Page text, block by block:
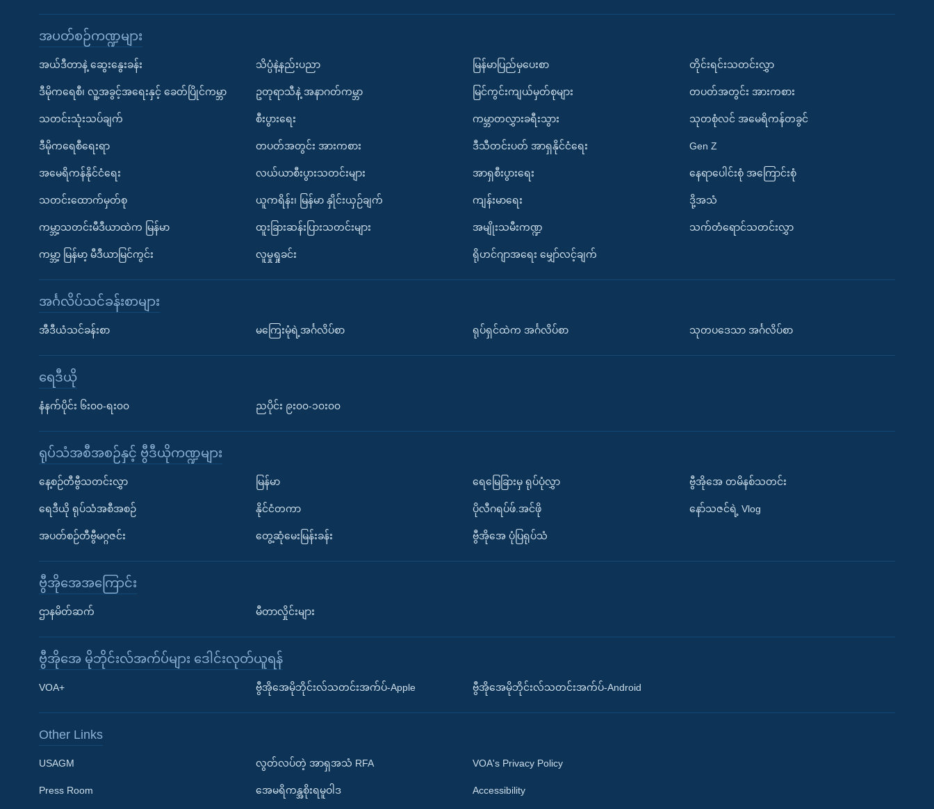
Learning English
ဘာသာစကားများ
အပတ်စဉ်ကဏ္ဍများ
အယ်ဒီတာနဲ့ ဆွေးနွေးခန်း
ဒီမိုကရေစီ၊ လူ့အခွင့်အရေးနှင့် ခေတ်ပြိုင်ကမ္ဘာ
သတင်းသုံးသပ်ချက်
ဒီမိုကရေစီရေးရာ
အမေရိကန်နိုင်ငံရေး
သတင်းထောက်မှတ်စု
ကမ္ဘာ့သတင်းမီဒီယာထဲက မြန်မာ
ကမ္ဘာ့ မြန်မာ့ မီဒီယာမြင်ကွင်း
သိပ္ပံနဲ့နည်းပညာ
ဥတုရာသီနဲ့ အနာဂတ်ကမ္ဘာ
စီးပွားရေး
တပတ်အတွင်း အားကစား
လယ်ယာစီးပွားသတင်းများ
ယူကရိန်း၊ မြန်မာ နှိုင်းယှဉ်ချက်
ထူးခြားဆန်းပြားသတင်းများ
လူမှုရှုခင်း
မြန်မာပြည်မှပေးစာ
မြင်ကွင်းကျယ်မှတ်စုများ
ကမ္ဘာတလွှားခရီးသွား
ဒီသီတင်းပတ် အာရှနိုင်ငံရေး
အာရှစီးပွားရေး
ကျန်းမာရေး
အမျိုးသမီးကဏ္ဍ
ရိုဟင်ဂျာအရေး မျှော်လင့်ချက်
တိုင်းရင်းသတင်းလွှာ
တပတ်အတွင်း အားကစား
သုတစုံလင် အမေရိကန်တခွင်
Gen Z
နေရာပေါင်းစုံ အကြောင်းစုံ
ဒို့အသံ
သက်တံရောင်သတင်းလွှာ
အင်္ဂလိပ်သင်ခန်းစာများ
အီဒီယံသင်ခန်းစာ မကြေးမုံရဲ့အင်္ဂလိပ်စာ ရုပ်ရှင်ထဲက အင်္ဂလိပ်စာ သုတပဒေသာ အင်္ဂလိပ်စာ
ရေဒီယို
နံနက်ပိုင်း ၆း၀၀-ရး၀၀ ညပိုင်း ၉း၀၀-၁၀း၀၀
ရုပ်သံအစီအစဉ်နှင့် ဗွီဒီယိုကဏ္ဍများ
နေ့စဉ်တီဗွီသတင်းလွှာ
ရေဒီယို ရုပ်သံအစီအစဉ်
အပတ်စဉ်တီဗွီမဂ္ဂဇင်း
မြန်မာ
နိုင်ငံတကာ
တွေ့ဆုံမေးမြန်းခန်း
ရေမြေခြားမှ ရုပ်ပုံလွှာ
ပိုလီဂရပ်ဖ်.အင်ဖို
ဗွီအိုအေ ပုံပြရုပ်သံ
ဗွီအိုအေ တမိနစ်သတင်း
နော်သဇင်ရဲ့ Vlog
ဗွီအိုအေအကြောင်း
ဌာနမိတ်ဆက် မီတာလှိုင်းများ
ဗွီအိုအေ မိုဘိုင်းလ်အက်ပ်များ ဒေါင်းလုတ်ယူရန်
VOA+ ဗွီအိုအေမိုဘိုင်းလ်သတင်းအက်ပ်-Apple ဗွီအိုအေမိုဘိုင်းလ်သတင်းအက်ပ်-Android
Other Links
USAGM
Press Room
လွတ်လပ်တဲ့ အာရှအသံ RFA
အေမရိကန္အစိုးရမူဝါဒ
VOA's Privacy Policy
Accessibility